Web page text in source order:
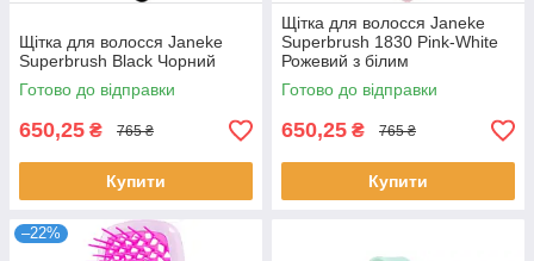
Щітка для волосся Janeke
Superbrush Black Чорний
Готово до відправки
650,25 ₴ 765 ₴
Купити
Щітка для волосся Janeke
Superbrush 1830 Pink-White
Рожевий з білим
Готово до відправки
650,25 ₴ 765 ₴
Купити
–22%